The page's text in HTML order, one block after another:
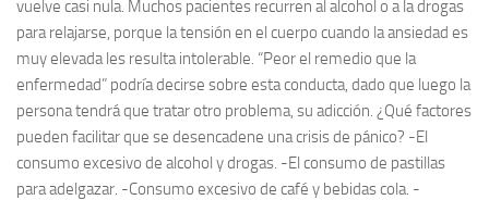
vuelve casi nula. Muchos pacientes recurren al alcohol o a la drogas
para relajarse, porque la tensión en el cuerpo cuando la ansiedad es
muy elevada les resulta intolerable. “Peor el remedio que la
enfermedad” podría decirse sobre esta conducta, dado que luego la
persona tendrá que tratar otro problema, su adicción. ¿Qué factores
pueden facilitar que se desencadene una crisis de pánico? -El
consumo excesivo de alcohol y drogas. -El consumo de pastillas
para adelgazar. -Consumo excesivo de café y bebidas cola. -